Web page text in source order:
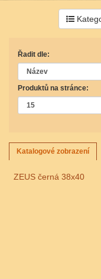
Řadit dle:
Produktů na stránce:
Katalogové zobrazení
ZEUS černá 38x40